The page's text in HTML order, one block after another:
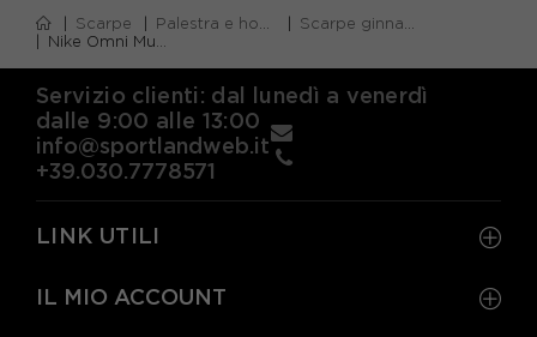
Scarpe Palestra e home gym
Scarpe ginnastica bambino
Nike Omni Multi-Court Td Blu Lilla - Scarpe Ginnastica Bambina
Servizio clienti: dal lunedì a venerdì
dalle 9:00 alle 13:00
info@sportlandweb.it
+39.030.7778571
LINK UTILI
IL MIO ACCOUNT